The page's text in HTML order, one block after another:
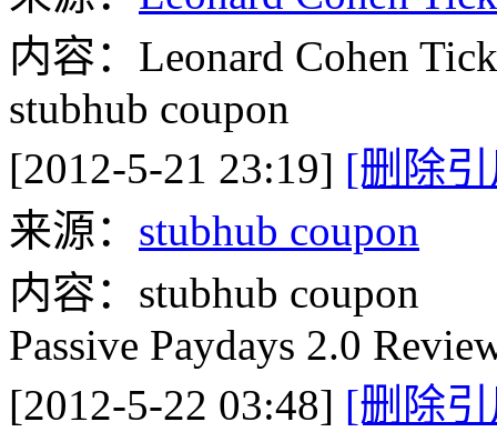
内容：Leonard Cohen
stubhub coupon
[2012-5-21 23:19] [删除
来源： stubhub coupon
内容：stubhub coupon
Passive Paydays 2.0
[2012-5-22 03:48] [删除